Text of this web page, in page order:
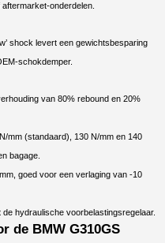
onderdelen.
shock levert een gewichtsbesparing
schokdemper.
van 80% rebound en 20%
mm (standaard), 130 N/mm en 140
bagage.
goed voor een verlaging van -10
hydraulische voorbelastingsregelaar.
de BMW G310GS